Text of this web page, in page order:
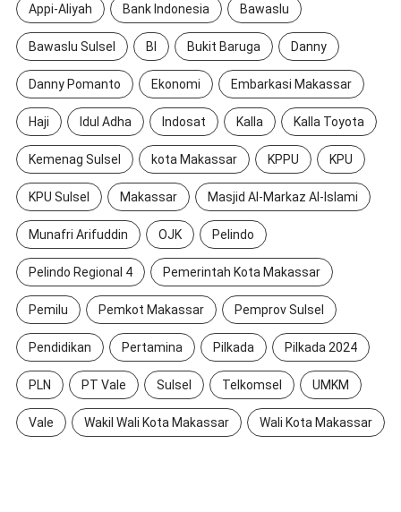
Appi-Aliyah Bank Indonesia Bawaslu
Bawaslu Sulsel BI Bukit Baruga Danny
Danny Pomanto Ekonomi Embarkasi Makassar
Haji Idul Adha Indosat Kalla Kalla Toyota
Kemenag Sulsel kota Makassar KPPU KPU
KPU Sulsel Makassar Masjid Al-Markaz Al-Islami
Munafri Arifuddin OJK Pelindo
Pelindo Regional 4 Pemerintah Kota Makassar
Pemilu Pemkot Makassar Pemprov Sulsel
Pendidikan Pertamina Pilkada Pilkada 2024
PLN PT Vale Sulsel Telkomsel UMKM
Vale Wakil Wali Kota Makassar Wali Kota Makassar